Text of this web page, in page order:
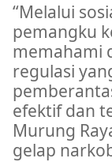
“Melalui
pemangku
memahami
regulasi
efektif dan
Murung
gelap